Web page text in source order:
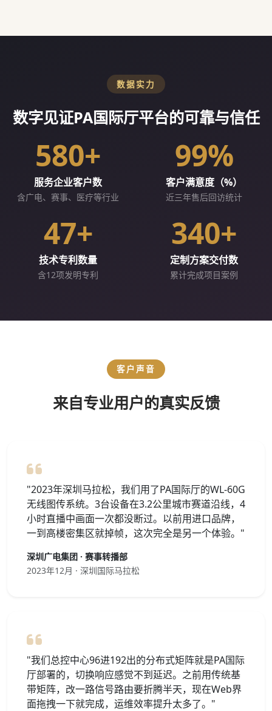
数据实力
数字见证PA国际厅平台的可靠与信任
580+
服务企业客户数
含广电、赛事、医疗等行业
99%
客户满意度（%）
近三年售后回访统计
47+
技术专利数量
含12项发明专利
340+
定制方案交付数
累计完成项目案例
客户声音
来自专业用户的真实反馈
"2023年深圳马拉松，我们用了PA国际厅的WL-60G
无线图传系统。3台设备在3.2公里城市赛道沿线，4
小时直播中画面一次都没断过。以前用进口品牌，
一到高楼密集区就掉帧，这次完全是另一个体验。"
深圳广电集团 · 赛事转播部
2023年12月 · 深圳国际马拉松
"我们总控中心96进192出的分布式矩阵就是PA国际
厅部署的，切换响应感觉不到延迟。之前用传统基
带矩阵，改一路信号路由要折腾半天，现在Web界
面拖拽一下就完成，运维效率提升太多了。"